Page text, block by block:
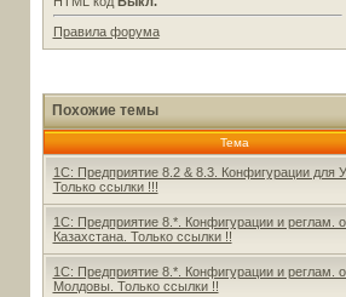
Правила форума
Похожие темы
Тема
1С: Предприятие 8.2 & 8.3. Конфигурации для
Только ссылки !!!
1С: Предприятие 8.*. Конфигурации и реглам.
Казахстана. Только ссылки !!
1С: Предприятие 8.*. Конфигурации и реглам.
Молдовы. Только ссылки !!